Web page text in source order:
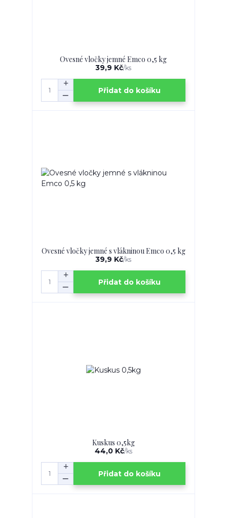
Ovesné vločky jemné Emco 0,5 kg
39,9 Kč/ks
Přidat do košíku
Ovesné vločky jemné s vlákninou Emco 0,5 kg
39,9 Kč/ks
Přidat do košíku
Kuskus 0,5kg
44,0 Kč/ks
Přidat do košíku